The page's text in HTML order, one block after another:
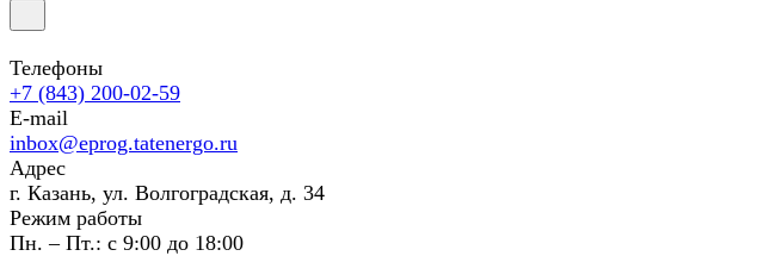
Телефоны
+7 (843) 200-02-59
E-mail
inbox@eprog.tatenergo.ru
Адрес
г. Казань, ул. Волгоградская, д. 34
Режим работы
Пн. – Пт.: с 9:00 до 18:00